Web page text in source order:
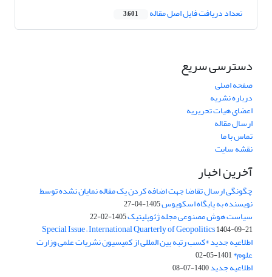
تعداد دریافت فایل اصل مقاله 3,601
دسترسی سریع
صفحه اصلی
درباره نشریه
اعضای هیات تحریریه
ارسال مقاله
تماس با ما
نقشه سایت
آخرین اخبار
چگونگی ارسال تقاضا جهت اضافه کردن یک مقاله نمایان نشده توسط
نویسنده به پایگاه اسکوپوس1405-04-27
سیاست هوش مصنوعی مجله ژئوپلیتیک1405-02-22
Special Issue – International Quarterly of Geopolitics1404-09-21
اطلاعیه جدید *کسب رتبه بین المللی از کمیسیون نشریات علمی وزارت
علوم*1401-05-02
اطلاعیه جدید1400-07-08